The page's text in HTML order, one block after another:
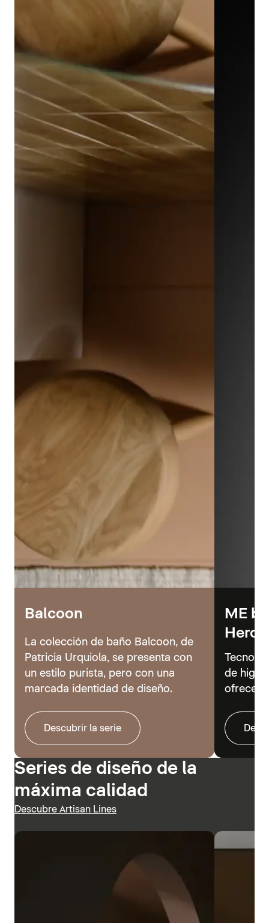
Balcoon
La colección de baño Balcoon, de
Patricia Urquiola, se presenta con
un estilo purista, pero con una
marcada identidad de diseño.
Descubrir la serie
ME
Hero
de
ofrecer
Series de diseño de la
máxima calidad
Descubre Artisan Lines